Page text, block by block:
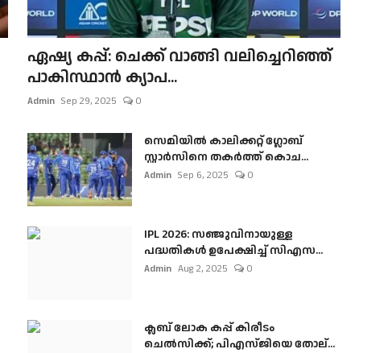
ഏഷ്യ കപ്പ്: ചെക്ക് വാങ്ങി വലിച്ചെറിഞ്ഞ്
പാകിസ്ഥാൻ ക്യാപ...
Admin Sep 29, 2025 0
സെമിയിൽ കാലിക്കറ്റ് ഗ്ലോബ്
സ്റ്റാർസിനെ തകർത്ത് കൊച...
Admin Sep 6, 2025 0
IPL 2026: സഞ്ജുവിനായുള്ള
പദ്ധതികൾ ഉപേക്ഷിച്ച് സിഎസ...
Admin Aug 2, 2025 0
ക്ലബ് ലോക കപ്പ് കിരീടം
ചെല്‍സിക്ക്; പിഎസ്ജിയെ തോല്...